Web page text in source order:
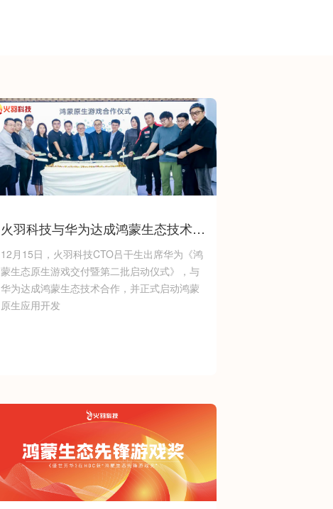
火羽科技与华为达成鸿蒙生态技术合
作
12月15日，火羽科技CTO吕干生出席华为《鸿
蒙生态原生游戏交付暨第二批启动仪式》，与
华为达成鸿蒙生态技术合作，并正式启动鸿蒙
原生应用开发